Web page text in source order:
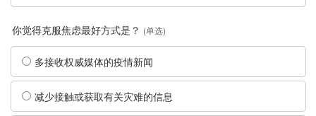
你觉得克服焦虑最好方式是？ (单选)
多接收权威媒体的疫情新闻
减少接触或获取有关灾难的信息